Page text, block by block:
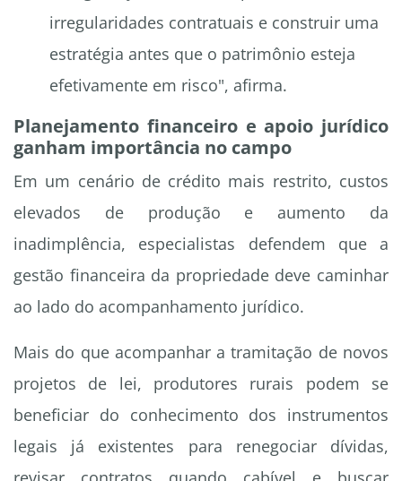
irregularidades contratuais e construir uma
estratégia antes que o patrimônio esteja
efetivamente em risco", afirma.
Planejamento financeiro e apoio jurídico
ganham importância no campo
Em um cenário de crédito mais restrito, custos
elevados de produção e aumento da
inadimplência, especialistas defendem que a
gestão financeira da propriedade deve caminhar
ao lado do acompanhamento jurídico.
Mais do que acompanhar a tramitação de novos
projetos de lei, produtores rurais podem se
beneficiar do conhecimento dos instrumentos
legais já existentes para renegociar dívidas,